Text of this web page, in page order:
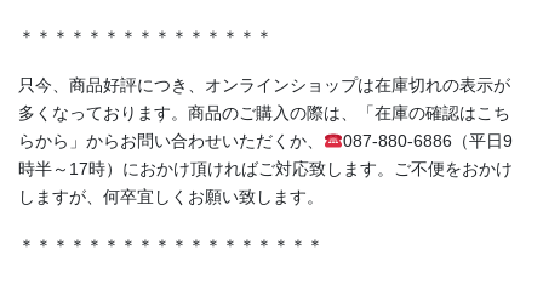
＊＊＊＊＊＊＊＊＊＊＊＊＊＊＊
只今、商品好評につき、オンラインショップは在庫切れの表示が
多くなっております。商品のご購入の際は、「在庫の確認はこち
らから」からお問い合わせいただくか、
087-880-6886（平日9
時半～17時）におかけ頂ければご対応致します。ご不便をおかけ
しますが、何卒宜しくお願い致します。
＊＊＊＊＊＊＊＊＊＊＊＊＊＊＊＊＊＊